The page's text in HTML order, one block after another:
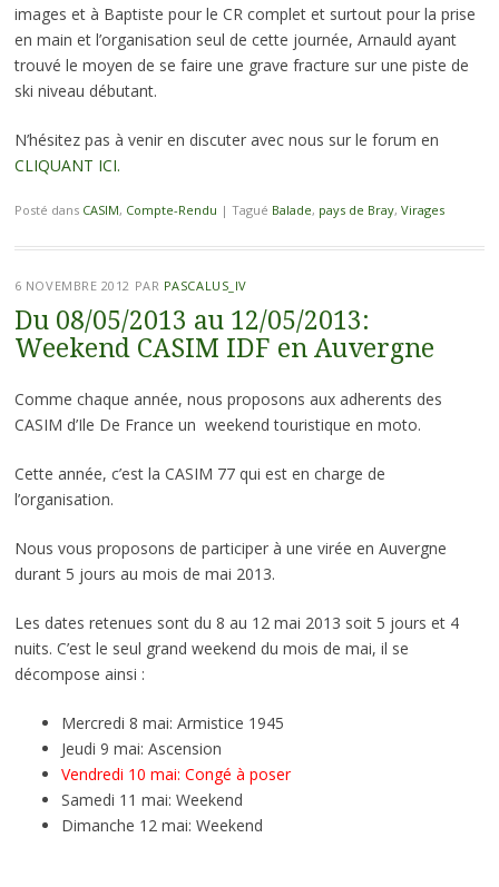
images et à Baptiste pour le CR complet et surtout pour la prise
en main et l’organisation seul de cette journée, Arnauld ayant
trouvé le moyen de se faire une grave fracture sur une piste de
ski niveau débutant.
N’hésitez pas à venir en discuter avec nous sur le forum en
CLIQUANT ICI.
Posté dans CASIM, Compte-Rendu | Tagué Balade, pays de Bray, Virages
6 NOVEMBRE 2012 PAR PASCALUS_IV
Du 08/05/2013 au 12/05/2013:
Weekend CASIM IDF en Auvergne
Comme chaque année, nous proposons aux adherents des
CASIM d’Ile De France un weekend touristique en moto.
Cette année, c’est la CASIM 77 qui est en charge de
l’organisation.
Nous vous proposons de participer à une virée en Auvergne
durant 5 jours au mois de mai 2013.
Les dates retenues sont du 8 au 12 mai 2013 soit 5 jours et 4
nuits. C’est le seul grand weekend du mois de mai, il se
décompose ainsi :
Mercredi 8 mai: Armistice 1945
Jeudi 9 mai: Ascension
Vendredi 10 mai: Congé à poser
Samedi 11 mai: Weekend
Dimanche 12 mai: Weekend